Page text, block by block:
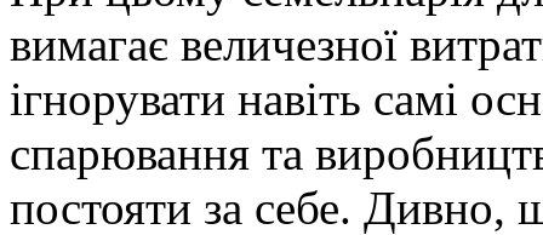
вимагає величезної
ігнорувати навіть самі
спарювання та
постояти за себе. Дивно,